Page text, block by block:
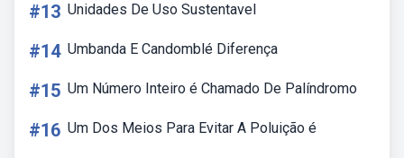
#13 Unidades De Uso Sustentavel
#14 Umbanda E Candomblé Diferença
#15 Um Número Inteiro é Chamado De Palíndromo
#16 Um Dos Meios Para Evitar A Poluição é